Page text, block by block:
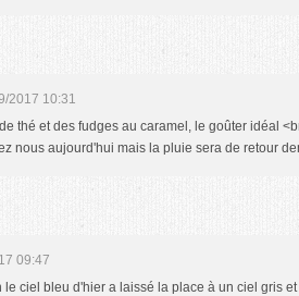
2017 10:31
thé et des fudges au caramel, le goûter idéal
nous aujourd'hui mais la pluie sera de retour
09:47
le ciel bleu d'hier a laissé la place à un ciel gris